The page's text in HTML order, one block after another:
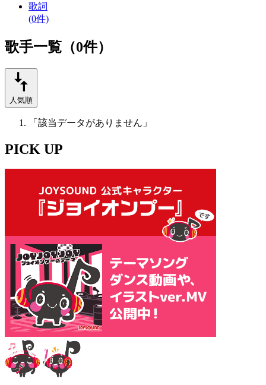
歌詞
(0件)
歌手一覧（0件）
人気順
「該当データがありません」
PICK UP